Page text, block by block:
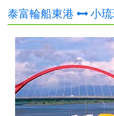
泰富輪船東港 小